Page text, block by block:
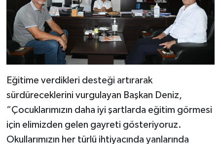
Eğitime verdikleri desteği artırarak
sürdüreceklerini vurgulayan Başkan Deniz,
“Çocuklarımızın daha iyi şartlarda eğitim görmesi
için elimizden gelen gayreti gösteriyoruz.
Okullarımızın her türlü ihtiyacında yanlarında